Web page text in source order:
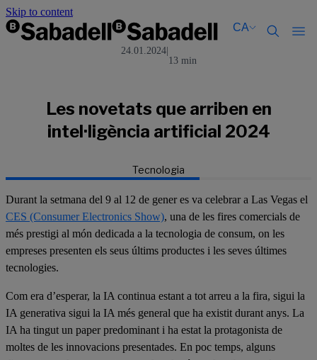
Skip to content
CA
Català
Español
Català
Español
24.01.2024|
13 min
Les novetats que arriben en
intel·ligència artificial 2024
Tecnologia
Durant la setmana del 9 al 12 de gener es va celebrar a Las Vegas el
CES (Consumer Electronics Show), una de les fires comercials de
més prestigi al món dedicada a la tecnologia de consum, on les
empreses presenten els seus últims productes i les seves últimes
tecnologies.
Com era d’esperar, la IA continua estant a tot arreu a la fira, sigui la
IA generativa sigui la IA més general que ha existit durant anys. La
IA ha tingut un paper predominant i ha estat la protagonista de
moltes de les innovacions presentades. En poc temps, alguns